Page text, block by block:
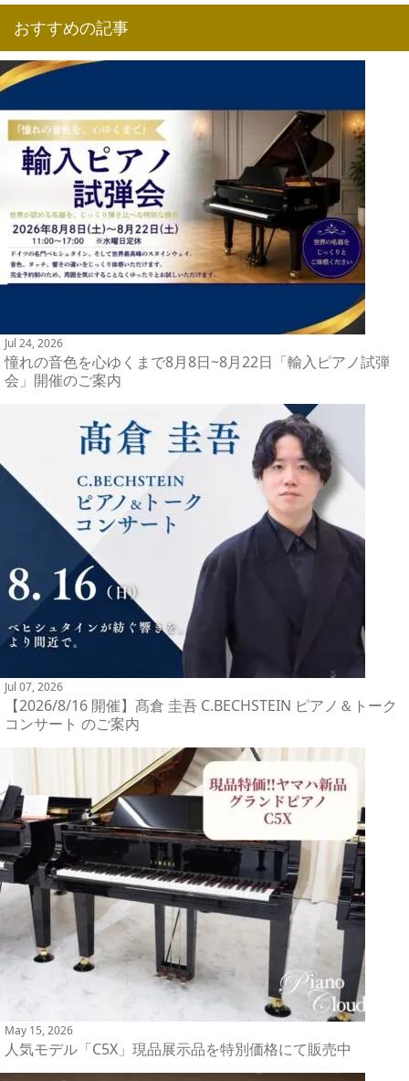
おすすめの記事
Jul 24, 2026
憧れの音色を心ゆくまで8月8日~8月22日「輸入ピアノ試弾
会」開催のご案内
Jul 07, 2026
【2026/8/16 開催】髙倉 圭吾 C.BECHSTEIN ピアノ＆トーク
コンサート のご案内
May 15, 2026
人気モデル「C5X」現品展示品を特別価格にて販売中